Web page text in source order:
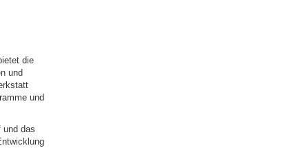
die
und
und
und das